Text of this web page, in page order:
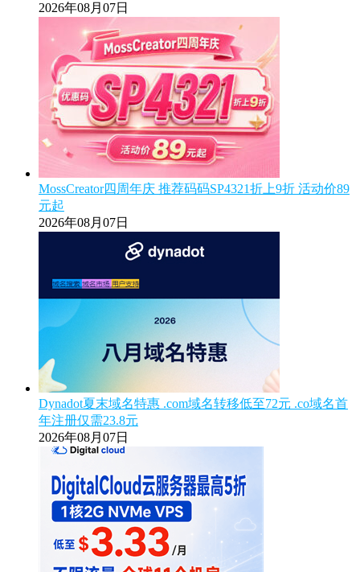
2026年08月07日
MossCreator四周年庆 推荐码码SP4321折上9折 活动价89
元起
2026年08月07日
Dynadot夏末域名特惠 .com域名转移低至72元 .co域名首
年注册仅需23.8元
2026年08月07日